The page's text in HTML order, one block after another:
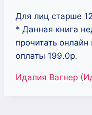
Для лиц старше
* Данная книга
прочитать
оплаты 199.0р.
Метки
Идалия Вагнер